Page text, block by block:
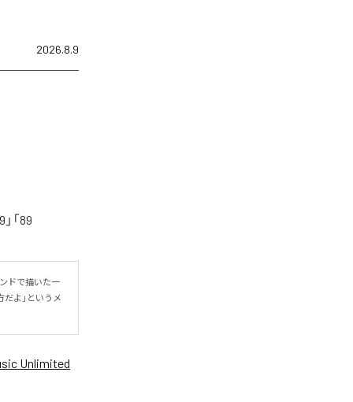
2026.8.9
「89
ドで描いた一
よ」というメ
Unlimited